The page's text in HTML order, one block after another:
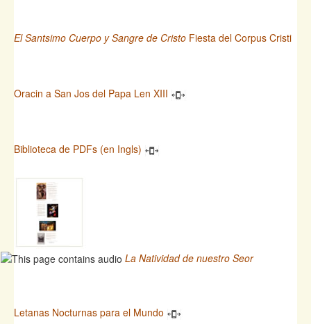
El Santsimo Cuerpo y Sangre de Cristo Fiesta del Corpus Cristi
Oracin a San Jos del Papa Len XIII
Biblioteca de PDFs (en Ingls)
La Natividad de nuestro Seor
Letanas Nocturnas para el Mundo